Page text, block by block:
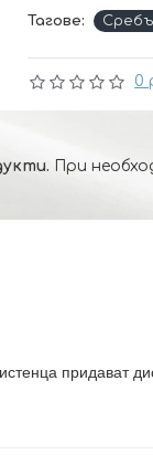
0
Тагове:
При
придават